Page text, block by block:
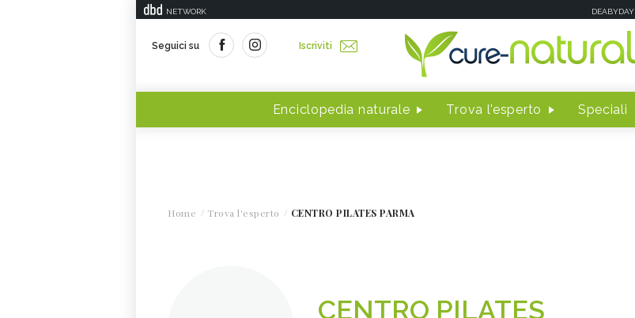
NETWORK DEABYDAY
Seguici su Iscriviti
Enciclopedia naturale Trova l'esperto Speciali
Home Trova l'esperto CENTRO PILATES PARMA
CENTRO PILATES